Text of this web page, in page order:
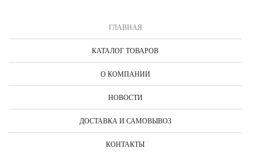
ГЛАВНАЯ
КАТАЛОГ ТОВАРОВ
О КОМПАНИИ
НОВОСТИ
ДОСТАВКА И САМОВЫВОЗ
КОНТАКТЫ